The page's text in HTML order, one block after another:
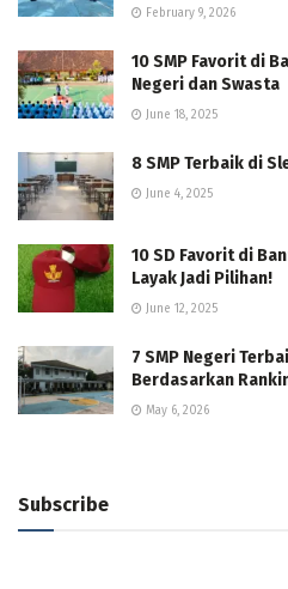
February 9, 2026
10 SMP Favorit di
Negeri dan Swasta
June 18, 2025
8 SMP Terbaik di
June 4, 2025
10 SD Favorit di
Layak Jadi Pilihan!
June 12, 2025
7 SMP Negeri
Berdasarkan
May 6, 2026
Subscribe